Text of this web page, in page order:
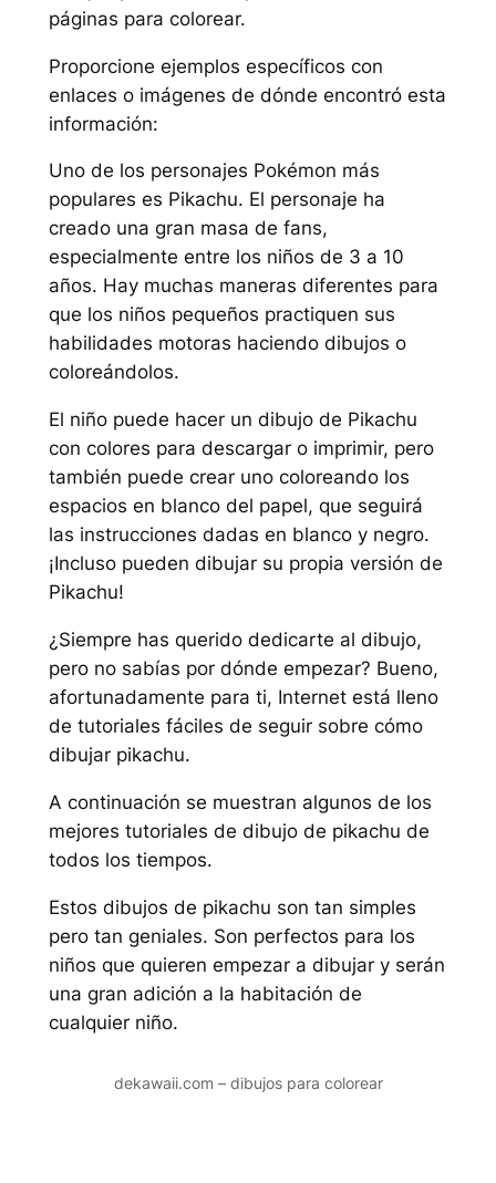
páginas para colorear.
Proporcione ejemplos específicos con
enlaces o imágenes de dónde encontró esta
información:
Uno de los personajes Pokémon más
populares es Pikachu. El personaje ha
creado una gran masa de fans,
especialmente entre los niños de 3 a 10
años. Hay muchas maneras diferentes para
que los niños pequeños practiquen sus
habilidades motoras haciendo dibujos o
coloreándolos.
El niño puede hacer un dibujo de Pikachu
con colores para descargar o imprimir, pero
también puede crear uno coloreando los
espacios en blanco del papel, que seguirá
las instrucciones dadas en blanco y negro.
¡Incluso pueden dibujar su propia versión de
Pikachu!
¿Siempre has querido dedicarte al dibujo,
pero no sabías por dónde empezar? Bueno,
afortunadamente para ti, Internet está lleno
de tutoriales fáciles de seguir sobre cómo
dibujar pikachu.
A continuación se muestran algunos de los
mejores tutoriales de dibujo de pikachu de
todos los tiempos.
Estos dibujos de pikachu son tan simples
pero tan geniales. Son perfectos para los
niños que quieren empezar a dibujar y serán
una gran adición a la habitación de
cualquier niño.
dekawaii.com – dibujos para colorear